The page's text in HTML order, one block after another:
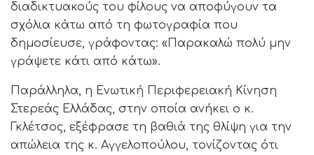
διαδικτυακούς του φίλους να αποφύγουν τα
σχόλια κάτω από τη φωτογραφία που
δημοσίευσε, γράφοντας: «Παρακαλώ πολύ μην
γράψετε κάτι από κάτω».
Παράλληλα, η Ενωτική Περιφερειακή Κίνηση
Στερεάς Ελλάδας, στην οποία ανήκει ο κ.
Γκλέτσος, εξέφρασε τη βαθιά της θλίψη για την
απώλεια της κ. Αγγελοπούλου, τονίζοντας ότι